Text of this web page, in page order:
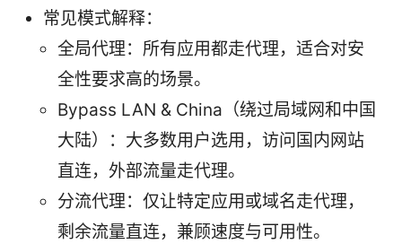
常见模式解释：
全局代理：所有应用都走代理，适合对安
全性要求高的场景。
Bypass LAN & China（绕过局域网和中国
大陆）：大多数用户选用，访问国内网站
直连，外部流量走代理。
分流代理：仅让特定应用或域名走代理，
剩余流量直连，兼顾速度与可用性。